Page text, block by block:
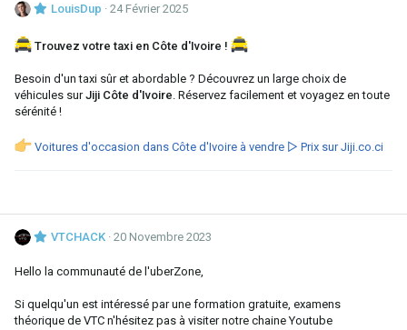
LouisDup 24 Février 2025
Trouvez votre taxi en Côte d'Ivoire !
Besoin d'un taxi sûr et abordable ? Découvrez un large choix de
véhicules surJiji Côte d'Ivoire . Réservez facilement et voyagez en toute
sérénité !
Voitures d'occasion dans Côte d'Ivoire à vendre ▷ Prix sur Jiji.co.ci
VTCHACK 20 Novembre 2023
Hello la communauté de l'uberZone,
Si quelqu'un est intéressé par une formation gratuite, examens
théorique de VTC n'hésitez pas à visiter notre chaine Youtube